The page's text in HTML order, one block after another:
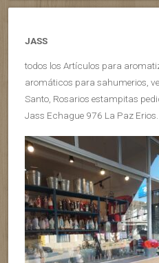
JASS
todos los Artículos para
aromáticos para sahumerios,
Santo, Rosarios estampitas
Jass Echague 976 La Paz Erios.